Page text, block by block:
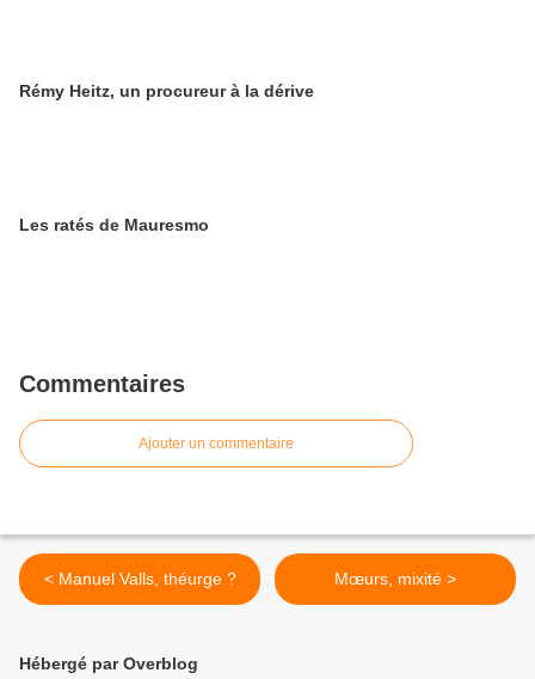
Rémy Heitz, un procureur à la dérive
Les ratés de Mauresmo
Commentaires
Ajouter un commentaire
< Manuel Valls, théurge ? Mœurs, mixité >
Hébergé par Overblog